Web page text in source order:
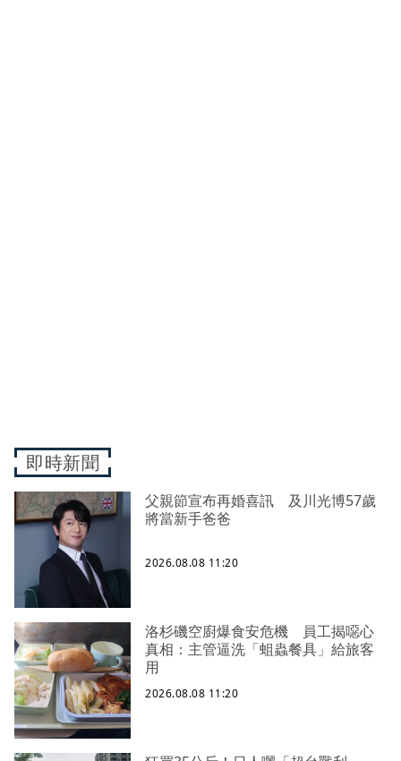
即時新聞
父親節宣布再婚喜訊 及川光博57歲
將當新手爸爸
2026.08.08 11:20
洛杉磯空廚爆食安危機 員工揭噁心
真相：主管逼洗「蛆蟲餐具」給旅客
用
2026.08.08 11:20